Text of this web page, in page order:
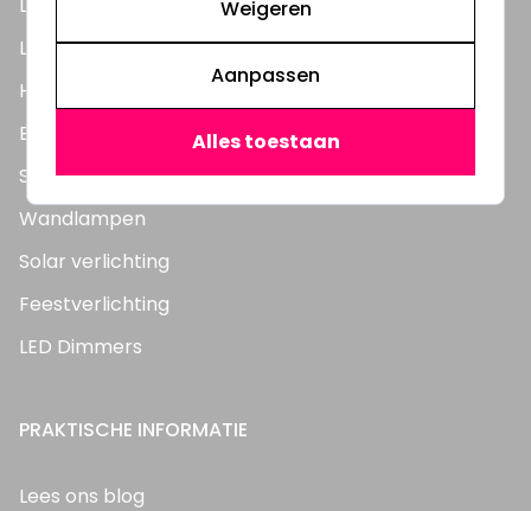
LED Panelen
Highbay's / Ufo's
Bouwlampen
Straatlampen
Wandlampen
Solar verlichting
Feestverlichting
LED Dimmers
PRAKTISCHE INFORMATIE
Lees ons blog
Weigeren
Aanpassen
Alles toestaan